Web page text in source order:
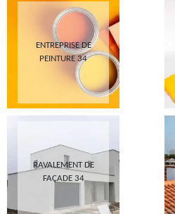
ENTREPRISE DE
PEINTURE 34
RAVALEMENT DE
FAÇADE 34